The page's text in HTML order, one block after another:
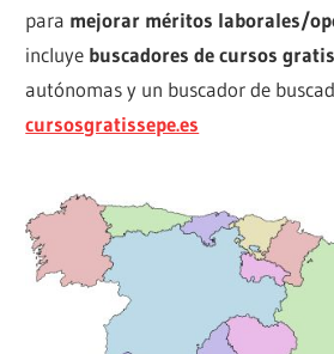
para mejorar méritos laborales/
incluye buscadores de cursos gratis
autónomas y un buscador de
cursosgratissepe.es